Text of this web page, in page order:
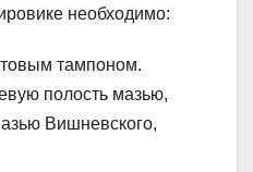
необходимо:
тампоном.
полость мазью,
Вишневского,